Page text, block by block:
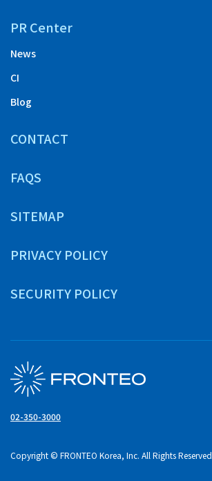
PR Center
News
CI
Blog
CONTACT
FAQS
SITEMAP
PRIVACY POLICY
SECURITY POLICY
02-350-3000
Copyright © FRONTEO Korea, Inc. All Rights Reserved